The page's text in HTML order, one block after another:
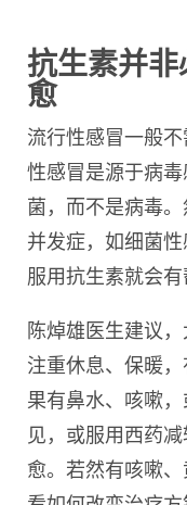
抗生素并
愈
流行性感冒一般
性感冒是源于病
菌，而不是病毒
并发症，如细菌性
服用抗生素就会有
陈焯雄医生建议
注重休息、保暖
果有鼻水、咳嗽
见，或服用西药
愈。若然有咳嗽